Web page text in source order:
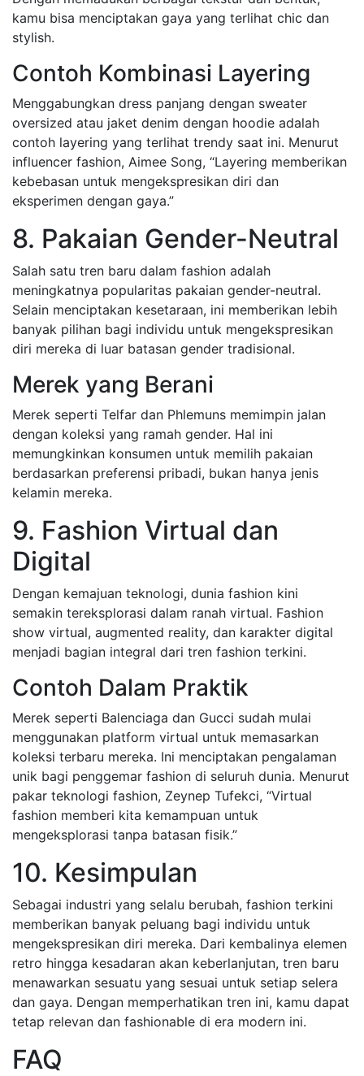
kamu bisa menciptakan gaya yang terlihat chic dan
stylish.
Contoh Kombinasi Layering
Menggabungkan dress panjang dengan sweater
oversized atau jaket denim dengan hoodie adalah
contoh layering yang terlihat trendy saat ini. Menurut
influencer fashion, Aimee Song, “Layering memberikan
kebebasan untuk mengekspresikan diri dan
eksperimen dengan gaya.”
8. Pakaian Gender-Neutral
Salah satu tren baru dalam fashion adalah
meningkatnya popularitas pakaian gender-neutral.
Selain menciptakan kesetaraan, ini memberikan lebih
banyak pilihan bagi individu untuk mengekspresikan
diri mereka di luar batasan gender tradisional.
Merek yang Berani
Merek seperti Telfar dan Phlemuns memimpin jalan
dengan koleksi yang ramah gender. Hal ini
memungkinkan konsumen untuk memilih pakaian
berdasarkan preferensi pribadi, bukan hanya jenis
kelamin mereka.
9. Fashion Virtual dan
Digital
Dengan kemajuan teknologi, dunia fashion kini
semakin tereksplorasi dalam ranah virtual. Fashion
show virtual, augmented reality, dan karakter digital
menjadi bagian integral dari tren fashion terkini.
Contoh Dalam Praktik
Merek seperti Balenciaga dan Gucci sudah mulai
menggunakan platform virtual untuk memasarkan
koleksi terbaru mereka. Ini menciptakan pengalaman
unik bagi penggemar fashion di seluruh dunia. Menurut
pakar teknologi fashion, Zeynep Tufekci, “Virtual
fashion memberi kita kemampuan untuk
mengeksplorasi tanpa batasan fisik.”
10. Kesimpulan
Sebagai industri yang selalu berubah, fashion terkini
memberikan banyak peluang bagi individu untuk
mengekspresikan diri mereka. Dari kembalinya elemen
retro hingga kesadaran akan keberlanjutan, tren baru
menawarkan sesuatu yang sesuai untuk setiap selera
dan gaya. Dengan memperhatikan tren ini, kamu dapat
tetap relevan dan fashionable di era modern ini.
FAQ